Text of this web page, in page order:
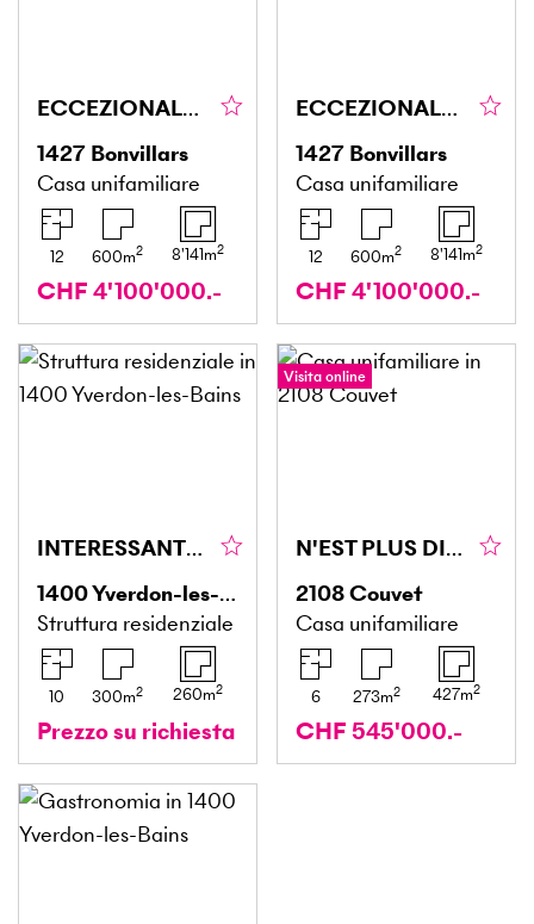
ECCEZIONALE CON UN'AMPIA DISPONIBILITÀ DI TEMPO
1427 Bonvillars
Casa unifamiliare
12 600m2 8'141m2
CHF 4'100'000.-
ECCEZIONALE CON UN'AMPIA DISPONIBILITÀ DI TEMPO
1427 Bonvillars
Casa unifamiliare
12 600m2 8'141m2
CHF 4'100'000.-
INTERESSANTE RENDITA IN CENTRO CITTÀ CON GIARDINO
1400Yverdon-les-Bains
Struttura residenziale
10 300m2 260m2
Prezzo su richiesta
Visita online
N'EST PLUS DISPONIBLE
2108Couvet
Casa unifamiliare
6 273m2 427m2
CHF 545'000.-